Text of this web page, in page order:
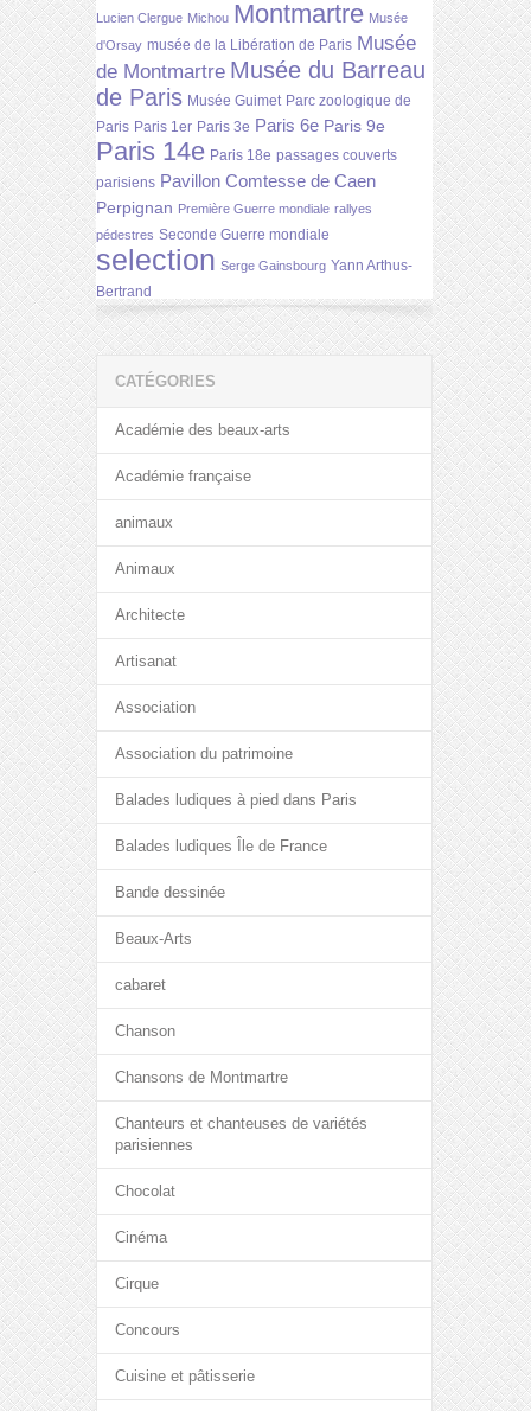
Lucien Clergue Michou Montmartre Musée
d'Orsay musée de la Libération de Paris Musée
de Montmartre Musée du Barreau
de Paris Musée Guimet Parc zoologique de
Paris Paris 1er Paris 3e Paris 6e Paris 9e
Paris 14e Paris 18e passages couverts
parisiens Pavillon Comtesse de Caen
Perpignan Première Guerre mondiale rallyes
pédestres Seconde Guerre mondiale
selection Serge Gainsbourg Yann Arthus-
Bertrand
CATÉGORIES
Académie des beaux-arts
Académie française
animaux
Animaux
Architecte
Artisanat
Association
Association du patrimoine
Balades ludiques à pied dans Paris
Balades ludiques Île de France
Bande dessinée
Beaux-Arts
cabaret
Chanson
Chansons de Montmartre
Chanteurs et chanteuses de variétés
parisiennes
Chocolat
Cinéma
Cirque
Concours
Cuisine et pâtisserie